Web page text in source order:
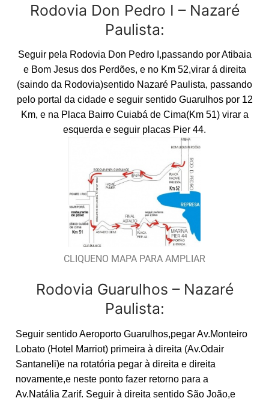
Rodovia Don Pedro I – Nazaré
Paulista:
Seguir pela Rodovia Don Pedro I,passando por Atibaia
e Bom Jesus dos Perdões, e no Km 52,virar á direita
(saindo da Rodovia)sentido Nazaré Paulista, passando
pelo portal da cidade e seguir sentido Guarulhos por 12
Km, e na Placa Bairro Cuiabá de Cima(Km 51) virar a
esquerda e seguir placas Pier 44.
CLIQUENO MAPA PARA AMPLIAR
Rodovia Guarulhos – Nazaré
Paulista:
Seguir sentido Aeroporto Guarulhos,pegar Av.Monteiro
Lobato (Hotel Marriot) primeira à direita (Av.Odair
Santaneli)e na rotatória pegar à direita e direita
novamente,e neste ponto fazer retorno para a
Av.Natália Zarif. Seguir à direita sentido São João,e